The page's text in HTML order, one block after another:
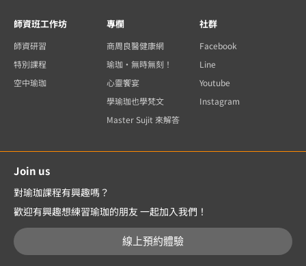
師資班工作坊
師資研習
特別課程
空中瑜珈
專欄
商周良醫健康網
瑜珈・無時無刻！
心靈饗宴
學瑜珈也學梵文
Master Sujit 來解答
社群
Facebook
Line
Youtube
Instagram
Join us
對瑜珈課程有興趣嗎？
歡迎有興趣想練習瑜珈的朋友 一起加入我們！
線上預約體驗